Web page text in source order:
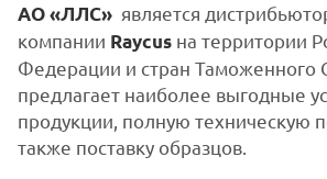
АО «ЛЛС» является
компании Raycus на территории
Федерации и стран Таможенного
предлагает наиболее выгодные
продукции, полную техническую
также поставку образцов.